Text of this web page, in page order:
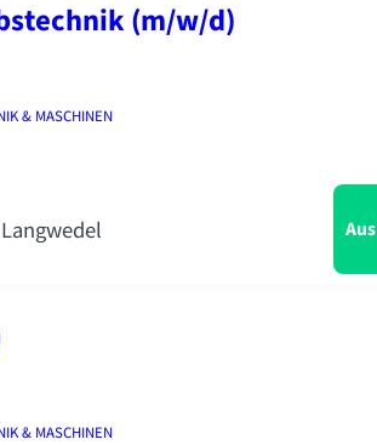
(m/w/d)
& MASCHINEN
& MASCHINEN